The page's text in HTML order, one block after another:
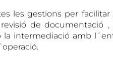
les gestions per
de documentació ,
intermediació amb